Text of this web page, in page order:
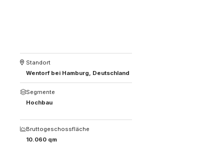
Standort
Wentorf bei Hamburg, Deutschland
Segmente
Hochbau
Bruttogeschossfläche
10.060 qm